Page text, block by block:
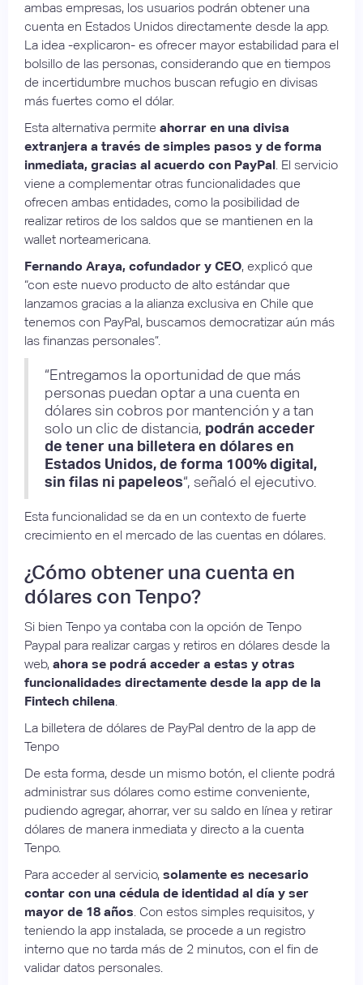
ambas empresas, los usuarios podrán obtener una
cuenta en Estados Unidos directamente desde la app.
La idea -explicaron- es ofrecer mayor estabilidad para el
bolsillo de las personas, considerando que en tiempos
de incertidumbre muchos buscan refugio en divisas
más fuertes como el dólar.
Esta alternativa permite ahorrar en una divisa
extranjera a través de simples pasos y de forma
inmediata, gracias al acuerdo con PayPal . El servicio
viene a complementar otras funcionalidades que
ofrecen ambas entidades, como la posibilidad de
realizar retiros de los saldos que se mantienen en la
wallet norteamericana.
Fernando Araya, cofundador y CEO, explicó que
“con este nuevo producto de alto estándar que
lanzamos gracias a la alianza exclusiva en Chile que
tenemos con PayPal, buscamos democratizar aún más
las finanzas personales”.
“Entregamos la oportunidad de que más
personas puedan optar a una cuenta en
dólares sin cobros por mantención y a tan
solo un clic de distancia, podrán acceder
de tener una billetera en dólares en
Estados Unidos, de forma 100% digital,
sin filas ni papeleos“, señaló el ejecutivo.
Esta funcionalidad se da en un contexto de fuerte
crecimiento en el mercado de las cuentas en dólares.
¿Cómo obtener una cuenta en
dólares con Tenpo?
Si bien Tenpo ya contaba con la opción de Tenpo
Paypal para realizar cargas y retiros en dólares desde la
web, ahora se podrá acceder a estas y otras
funcionalidades directamente desde la app de la
Fintech chilena
La billetera de dólares de PayPal dentro de la app de
Tenpo
De esta forma, desde un mismo botón, el cliente podrá
administrar sus dólares como estime conveniente,
pudiendo agregar, ahorrar, ver su saldo en línea y retirar
dólares de manera inmediata y directo a la cuenta
Tenpo.
Para acceder al servicio, solamente es necesario
contar con una cédula de identidad al día y ser
mayor de 18 años . Con estos simples requisitos, y
teniendo la app instalada, se procede a un registro
interno que no tarda más de 2 minutos, con el fin de
validar datos personales.